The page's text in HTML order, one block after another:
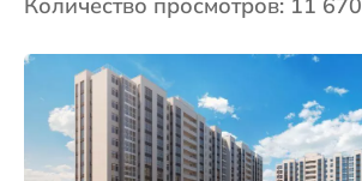
Количество просмотров: 11 670